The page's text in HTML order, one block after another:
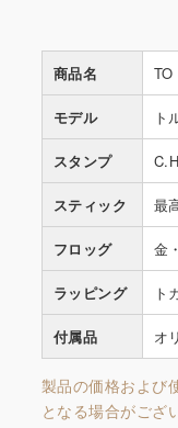
商品名
モデル ト
スタンプ
スティック 最
フロッグ 金
ラッピング ト
付属品 オ
製品の価格および
となる場合がござ